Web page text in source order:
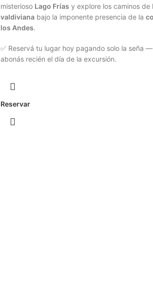
misterioso Lago Frías y explore los caminos de
valdiviana bajo la imponente presencia de la
los Andes.
✅ Reservá tu lugar hoy pagando solo la seña
abonás recién el día de la excursión.
Reservar